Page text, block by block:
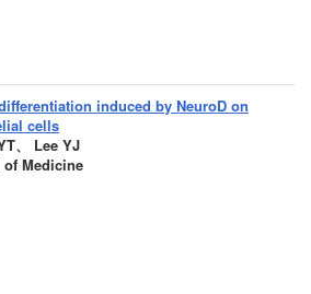
induced by NeuroD on
cells
、 Lee YJ
of Medicine